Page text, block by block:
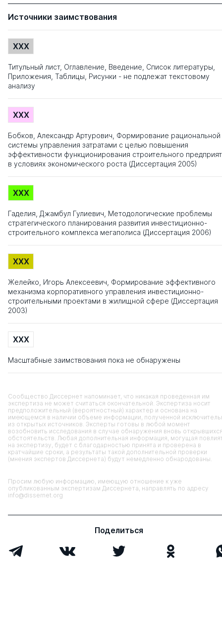
Источники заимствования
XXX
Титульный лист, Оглавление, Введение, Список литературы,
Приложения, Таблицы, Рисунки - не подлежат текстовому
анализу
XXX
Бобков, Александр Артурович, Формирование рациональной
системы управления затратами с целью повышения
эффективности функционирования строительного
в условиях экономического роста (Диссертация 2005)
XXX
Гаделия, Джамбул Гулиевич, Методологические проблемы
стратегического планирования развития инвестиционно-
строительного комплекса мегаполиса (Диссертация 2006)
XXX
Желейко, Игорь Алексеевич, Формирование эффективного
механизма корпоративного управления инвестиционно-
строительными проектами в жилищной сфере (Диссертация
2003)
XXX
Масштабные заимствования пока не обнаружены
Сообщество Диссернет напоминает, что никакая проведенная им
экспертиза не может считаться окончательной. Экспертиза носит
предположительный (вероятностный) характер и основана на
имеющемся в наличии объеме информации, полученной
из открытых источников. Эксперты готовы в любой момент
возобновить исследования в случае обнаружения вновь
обстоятельств. Любая дополнительная информация, могущая
на экспертизу, будет с благодарностью принята и проверена в
кратчайшие сроки, а результаты такой дополнительной проверки
(мнения экспертов Диссернета) будут немедленно обнародованы.
Просим любую информацию, имеющую отношение к уже
опубликованным экспертизам Диссернета, направлять по адресу
info@dissernet.org
Поделиться